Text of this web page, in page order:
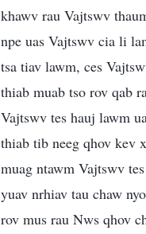
khawv rau Vajtswv
npe uas Vajtswv cia li
tsa tiav lawm, ces
thiab muab tso rov qab
Vajtswv tes hauj lawm
thiab tib neeg qhov kev
muag ntawm Vajtswv
yuav nrhiav tau chaw
rov mus rau Nws qhov